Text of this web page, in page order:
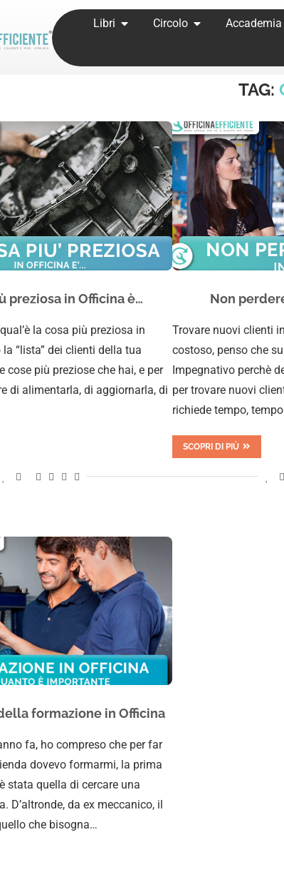
Libri Circolo Accademia
Posts tagged with "corsi officina"
TAG:
preziosa in Officina è…
la cosa più preziosa in
“lista” dei clienti della tua
cose più preziose che hai, e per
di alimentarla, di aggiornarla, di
Non
Trovare nuovi clienti
costoso, penso che
Impegnativo perchè
per trovare nuovi
richiede tempo,
SCOPRI DI PIÙ
formazione in Officina
fa, ho compreso che per far
dovevo formarmi, la prima
stata quella di cercare una
D’altronde, da ex meccanico, il
che bisogna…